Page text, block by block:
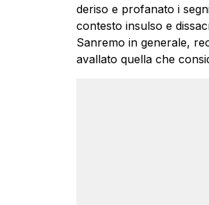
deriso e profanato i
contesto insulso e
Sanremo in generale,
avallato quella che